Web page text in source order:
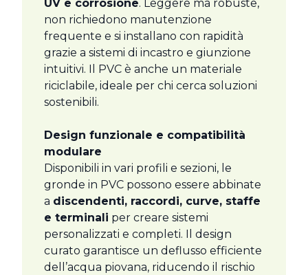
UV e corrosione. Leggere ma robuste,
non richiedono manutenzione
frequente e si installano con rapidità
grazie a sistemi di incastro e giunzione
intuitivi. Il PVC è anche un materiale
riciclabile, ideale per chi cerca soluzioni
sostenibili.
Design funzionale e compatibilità
modulare
Disponibili in vari profili e sezioni, le
gronde in PVC possono essere abbinate
a discendenti, raccordi, curve, staffe
e terminali per creare sistemi
personalizzati e completi. Il design
curato garantisce un deflusso efficiente
dell’acqua piovana, riducendo il rischio